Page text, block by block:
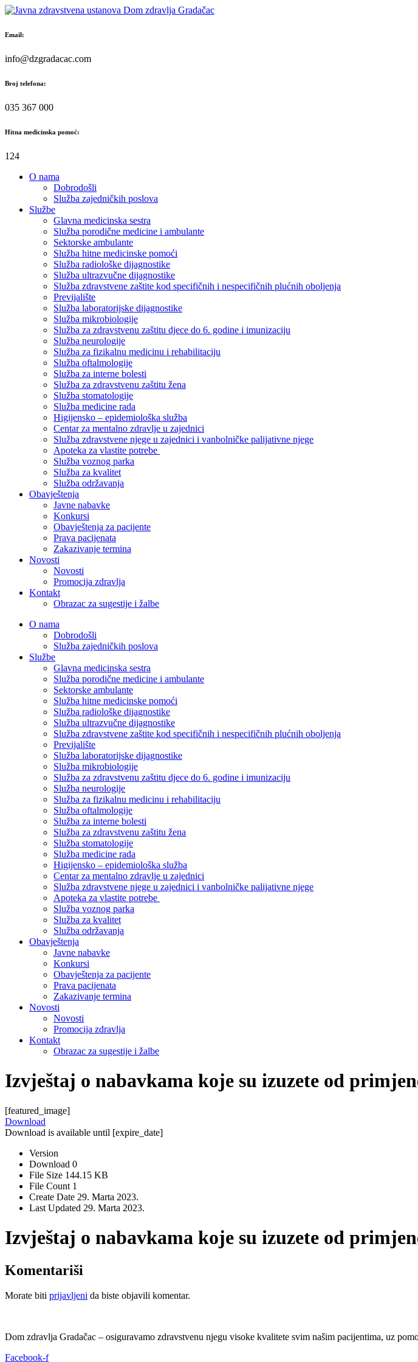
Skip
content
Email:
info@dzgradacac.com
Broj telefona:
035 367 000
Hitna medicinska pomoć:
124
O nama
Dobrodošli
Služba zajedničkih poslova
Službe
Glavna medicinska sestra
Služba porodične medicine i ambulante
Sektorske ambulante
Služba hitne medicinske pomoći
Služba radiološke dijagnostike
Služba ultrazvučne dijagnostike
Služba zdravstvene zaštite kod specifičnih i nespecifičnih plućnih oboljenja
Previjalište
Služba laboratorijske dijagnostike
Služba mikrobiologije
Služba za zdravstvenu zaštitu djece do 6. godine i imunizaciju
Služba neurologije
Služba za fizikalnu medicinu i rehabilitaciju
Služba oftalmologije
Služba za interne bolesti
Služba za zdravstvenu zaštitu žena
Služba stomatologije
Služba medicine rada
Higijensko – epidemiološka služba
Centar za mentalno zdravlje u zajednici
Služba zdravstvene njege u zajednici i vanbolničke palijativne njege
Apoteka za vlastite potrebe
Služba voznog parka
Služba za kvalitet
Služba održavanja
Obavještenja
Javne nabavke
Konkursi
Obavještenja za pacijente
Prava pacijenata
Zakazivanje termina
Novosti
Novosti
Promocija zdravlja
Kontakt
Obrazac za sugestije i žalbe
O nama
Dobrodošli
Služba zajedničkih poslova
Službe
Glavna medicinska sestra
Služba porodične medicine i ambulante
Sektorske ambulante
Služba hitne medicinske pomoći
Služba radiološke dijagnostike
Služba ultrazvučne dijagnostike
Služba zdravstvene zaštite kod specifičnih i nespecifičnih plućnih oboljenja
Previjalište
Služba laboratorijske dijagnostike
Služba mikrobiologije
Služba za zdravstvenu zaštitu djece do 6. godine i imunizaciju
Služba neurologije
Služba za fizikalnu medicinu i rehabilitaciju
Služba oftalmologije
Služba za interne bolesti
Služba za zdravstvenu zaštitu žena
Služba stomatologije
Služba medicine rada
Higijensko – epidemiološka služba
Centar za mentalno zdravlje u zajednici
Služba zdravstvene njege u zajednici i vanbolničke palijativne njege
Apoteka za vlastite potrebe
Služba voznog parka
Služba za kvalitet
Služba održavanja
Obavještenja
Javne nabavke
Konkursi
Obavještenja za pacijente
Prava pacijenata
Zakazivanje termina
Novosti
Novosti
Promocija zdravlja
Kontakt
Obrazac za sugestije i žalbe
Izvještaj o nabavkama koje su izuzete od
[featured_image]
Download
Download is available until [expire_date]
Version
Download 0
File Size 144.15 KB
File Count 1
Create Date 29. Marta 2023.
Last Updated 29. Marta 2023.
Izvještaj o nabavkama koje su izuzete od
Komentariši
Morate biti prijavljeni da biste objavili komentar.
Dom zdravlja Gradačac – osiguravamo zdravstvenu njegu visoke kvalitete svim našim pacijentima, uz
Facebook-f